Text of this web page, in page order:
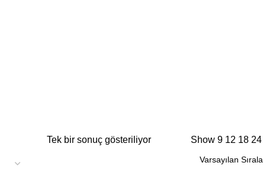
Tek bir sonuç gösteriliyor Show9 12 1824